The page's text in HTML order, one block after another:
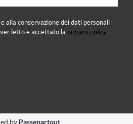
alla conservazione dei dati personali
letto e accettato la privacy policy
by Passepartout